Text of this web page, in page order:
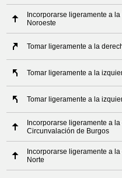
Incorporarse ligeramente a
Noroeste
Tomar ligeramente a la
Tomar ligeramente a la
Tomar ligeramente a la
Incorporarse ligeramente a
Circunvalación de Burgos
Incorporarse ligeramente a
Norte